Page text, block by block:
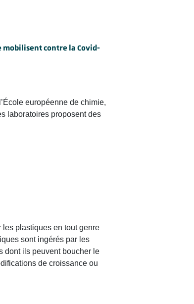
mobilisent contre la Covid-
européenne de chimie,
laboratoires proposent des
les plastiques en tout genre
sont ingérés par les
dont ils peuvent boucher le
de croissance ou